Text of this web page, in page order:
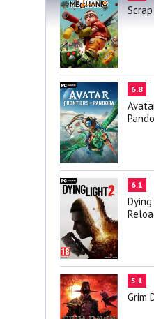
6.8
6.1
5.1
Grim